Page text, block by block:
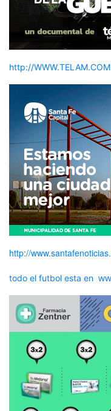
http://
http://
todo el futbol esta en